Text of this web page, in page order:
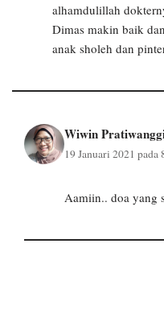
alhamdulillah
Dimas makin baik
anak sholeh dan
Wiwin
19 Januari 2021 pada
Aamiin.. doa yang